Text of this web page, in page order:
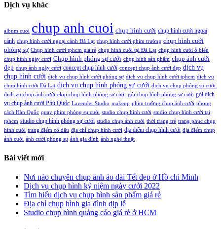
Dịch vụ khác
album cuoi chup anh cuoi chụp hình cưới chụp hình cưới ngoại
cảnh chụp hình cưới ngoại cảnh Đà Lạt chụp hình cưới phim trường chụp hình cưới
phóng sự Chụp hình cưới tphcm giá rẻ chụp hình cưới tại Đà Lạt chụp hình cưới ở biển
chụp hình ngày cưới Chụp hình phóng sự cưới chụp hình sản phẩm chụp ảnh cưới
đẹp chụp ảnh ngày cưới concept chụp hình cưới concept chụp ảnh cưới đẹp dịch vụ
chụp hình cưới dịch vụ chụp hình cưới phóng sự dịch vụ chụp hình cưới tphcm dịch vụ
chụp hình cưới Đà Lạt dịch vụ chụp hình phóng sự cưới dịch vụ chụp phóng sự cưới.
dịch vụ chụp ảnh cưới ekip chụp hình phóng sự cưới gói chụp hình phóng sự cưới gói dịch
vụ chụp ảnh cưới Phú Quốc Lavender Studio makeup phim trường chụp ảnh cưới phong
cách Hàn Quốc quay phim phóng sự cưới studio chụp hình cưới studio chụp hình cưới tại
tphcm studio chụp hình phóng sự cưới studio chụp ảnh cưới thời trang trẻ trang phục chụp
hình cưới trang điểm cô dâu địa chỉ chụp hình cưới địa điểm chụp hình cưới địa điểm chụp
ảnh cưới ảnh cưới phóng sự ảnh gia đình ảnh nghệ thuật
Bài viết mới
Nơi nào chuyên chụp ảnh áo dài Tết đẹp ở Hồ chí Minh
Dịch vụ chụp hình kỷ niệm ngày cưới 2022
Tìm hiểu dịch vụ chụp hình sản phẩm giá rẻ
Địa chỉ chụp hình gia đình dịp lễ
Studio chụp hình quảng cáo giá rẻ ở HCM